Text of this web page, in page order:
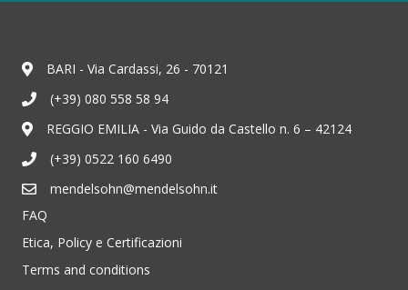
BARI - Via Cardassi, 26 - 70121
(+39) 080 558 58 94
REGGIO EMILIA - Via Guido da Castello n. 6 – 42124
(+39) 0522 160 6490
mendelsohn@mendelsohn.it
FAQ
Etica, Policy e Certificazioni
Terms and conditions